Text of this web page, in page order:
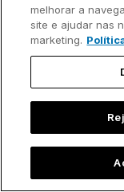
segmento
https://
cell.com/pt/
KB0196: Erro
cell não é
Office"
https://
melhorar a
site e ajudar nas
marketing.